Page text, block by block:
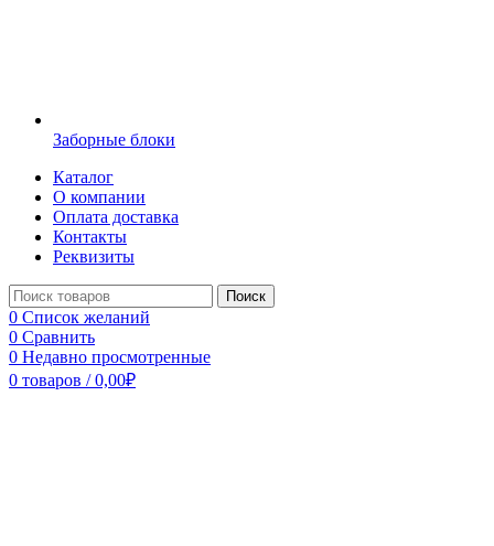
Заборные блоки
Каталог
О компании
Оплата доставка
Контакты
Реквизиты
Поиск
0 Список желаний
0 Сравнить
0 Недавно просмотренные
0 товаров / 0,00₽